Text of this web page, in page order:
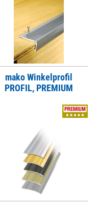
mako Winkelprofil
PROFIL, PREMIUM